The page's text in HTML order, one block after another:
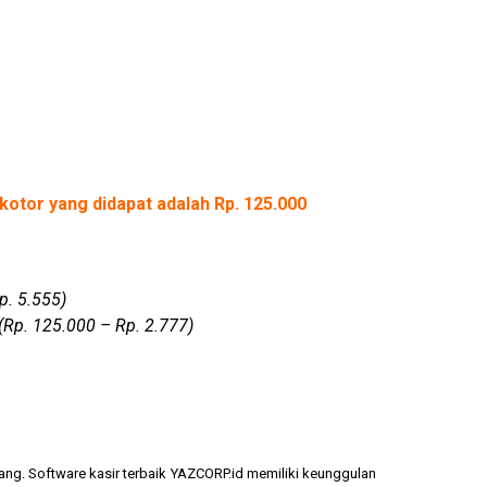
yang didapat adalah Rp. 125.000
5.555)
125.000 – Rp. 2.777)
Software kasir terbaik YAZCORP.id memiliki keunggulan